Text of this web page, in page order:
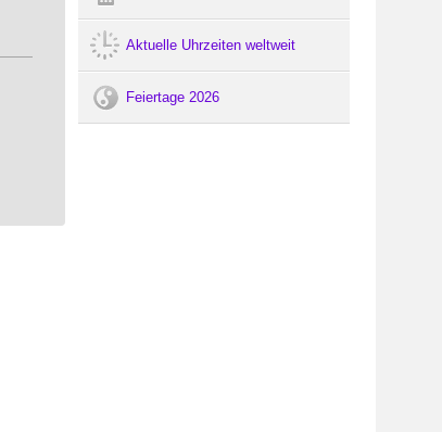
Aktuelle Uhrzeiten weltweit
Feiertage 2026